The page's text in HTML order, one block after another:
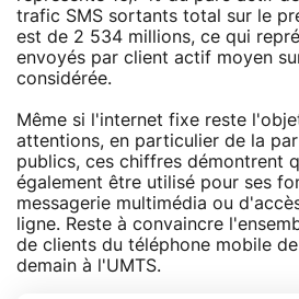
trafic SMS sortants total sur le
est de 2 534 millions, ce qui
envoyés par client actif moyen
considérée.
Même si l'internet fixe reste
attentions, en particulier de la
publics, ces chiffres démontrent
également être utilisé pour ses
messagerie multimédia ou
ligne. Reste à convaincre
de clients du téléphone mobile de
demain à l'UMTS.